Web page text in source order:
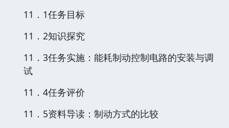
11．1任务目标
11．2知识探究
11．3任务实施：能耗制动控制电路的安装与调
试
11．4任务评价
11．5资料导读：制动方式的比较